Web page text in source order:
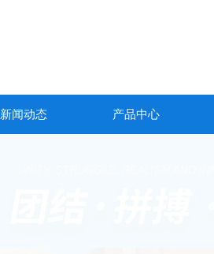
新闻动态 产品中心